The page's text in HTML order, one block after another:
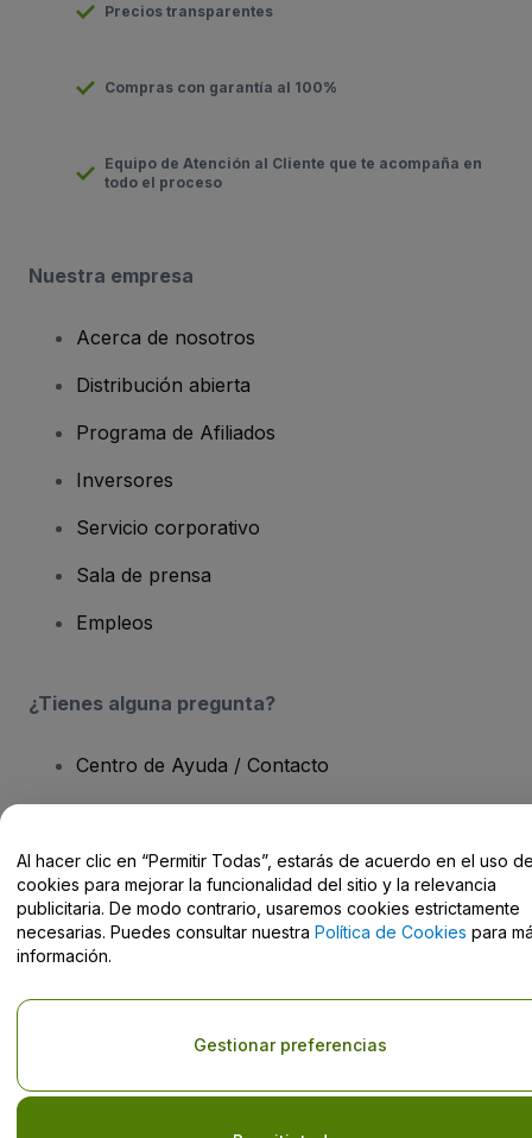
Precios transparentes
Compras con garantía al 100%
Equipo de Atención al Cliente que te acompaña en
todo el proceso
Nuestra empresa
Acerca de nosotros
Distribución abierta
Programa de Afiliados
Inversores
Servicio corporativo
Sala de prensa
Empleos
¿Tienes alguna pregunta?
Centro de Ayuda / Contacto
Derechos reservados © viagogo GmbH 2026 Datos de la Empresa
El uso de este sitio web constituye la aceptación de losTérminos y
Condiciones, de laPolítica de Privacidad, de laPolítica de Cookies
y de laPolítica de Privacidad para Móviles
privacidad
Al hacer clic en “Permitir Todas”, estarás de acuerdo en el uso
cookies para mejorar la funcionalidad del sitio y la relevancia
publicitaria. De modo contrario, usaremos cookies estrictamente
necesarias. Puedes consultar nuestra Política de Cookies para
información.
Gestionar preferencias